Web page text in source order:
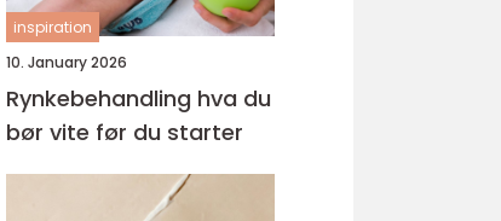
inspiration
10. January 2026
Rynkebehandling hva du
bør vite før du starter